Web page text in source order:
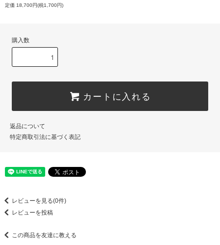
定価 18,700円(税1,700円)
購入数
カートに入れる
返品について
特定商取引法に基づく表記
レビューを見る(0件)
レビューを投稿
この商品を友達に教える